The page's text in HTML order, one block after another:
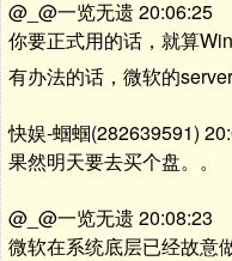
@_@一览无遗 20:06:25
你要正式用的话，就算
有办法的话，微软的
快娱-蝈蝈(282639591)
果然明天要去买个盘。。
@_@一览无遗 20:08:23
微软在系统底层已经故意